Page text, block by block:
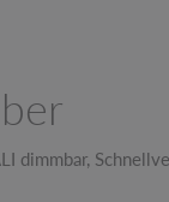
dimmbar,